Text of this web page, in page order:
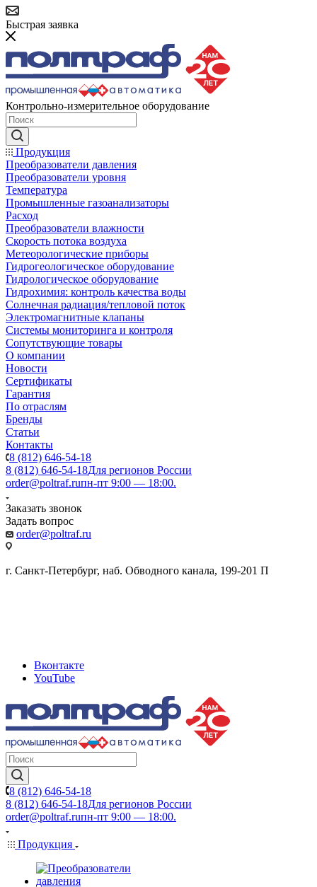
Быстрая заявка
Контрольно-измерительное оборудование
Продукция
Преобразователи давления
Преобразователи уровня
Температура
Промышленные газоанализаторы
Расход
Преобразователи влажности
Скорость потока воздуха
Метеорологические приборы
Гидрогеологическое оборудование
Гидрологическое оборудование
Гидрохимия: контроль качества воды
Солнечная радиация/тепловой поток
Электромагнитные клапаны
Системы мониторинга и контроля
Сопутствующие товары
О компании
Новости
Сертификаты
Гарантия
По отраслям
Бренды
Статьи
Контакты
8 (812) 646-54-18
8 (812) 646-54-18Для регионов России
order@poltraf.ruпн-пт 9:00 — 18:00.
Заказать звонок
Задать вопрос
order@poltraf.ru
г. Санкт-Петербург, наб. Обводного канала, 199-201 П
Вконтакте
YouTube
8 (812) 646-54-18
8 (812) 646-54-18Для регионов России
order@poltraf.ruпн-пт 9:00 — 18:00.
Продукция